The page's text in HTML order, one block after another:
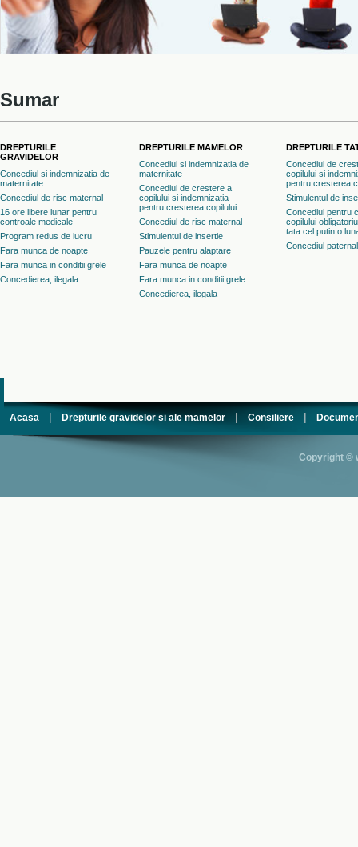
Sumar
DREPTURILE
GRAVIDELOR
Concediul si indemnizatia de
maternitate
Concediul de risc maternal
16 ore libere lunar pentru
controale medicale
Program redus de lucru
Fara munca de noapte
Fara munca in conditii grele
Concedierea, ilegala
DREPTURILE MAMELOR
Concediul si indemnizatia de
maternitate
Concediul de crestere a
copilului si indemnizatia
pentru cresterea copilului
Concediul de risc maternal
Stimulentul de insertie
Pauzele pentru alaptare
Fara munca de noapte
Fara munca in conditii grele
Concedierea, ilegala
DREPTURILE
Concediul de
copilului si
pentru cresterea
Stimulentul de
Concediul pentru
copilului
tata cel putin o
Concediul paternal
Acasa |Drepturile gravidelor si ale mamelor |Consiliere |
Copyright ©